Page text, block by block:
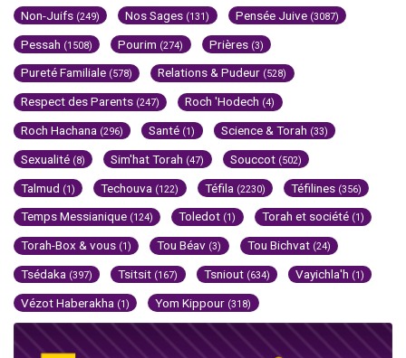
Non-Juifs (249) Nos Sages (131) Pensée Juive (3087)
Pessah (1508) Pourim (274) Prières (3)
Pureté Familiale (578) Relations & Pudeur (528)
Respect des Parents (247) Roch 'Hodech (4)
Roch Hachana (296) Santé (1) Science & Torah (33)
Sexualité (8) Sim'hat Torah (47) Souccot (502)
Talmud (1) Techouva (122) Téfila (2230) Téfilines (356)
Temps Messianique (124) Toledot (1) Torah et société (1)
Torah-Box & vous (1) Tou Béav (3) Tou Bichvat (24)
Tsédaka (397) Tsitsit (167) Tsniout (634) Vayichla'h (1)
Vézot Haberakha (1) Yom Kippour (318)